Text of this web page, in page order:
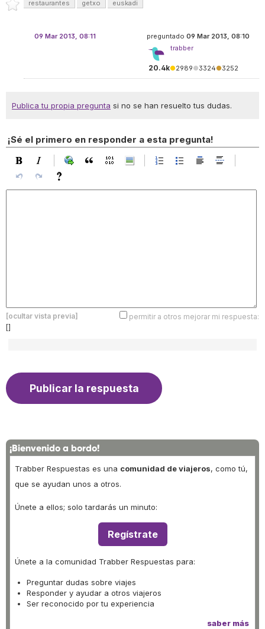
restaurantes getxo euskadi
preguntado 09 Mar 2013, 08:10
trabber
20.4k●2989●3324●3252
09 Mar 2013, 08:11
Publica tu propia pregunta si no se han resuelto tus dudas.
¡Sé el primero en responder a esta pregunta!
[ocultar vista previa]
permitir a otros mejorar mi respuesta:
[]
¡Bienvenido a bordo!
Trabber Respuestas es una comunidad de viajeros, como tú,
que se ayudan unos a otros.
Únete a ellos; solo tardarás un minuto:
Regístrate
Únete a la comunidad Trabber Respuestas para:
Preguntar dudas sobre viajes
Responder y ayudar a otros viajeros
Ser reconocido por tu experiencia
saber más